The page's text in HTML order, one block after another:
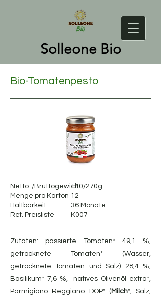
Solleone Bio
Bio-Tomatenpesto
Netto-/Bruttogewicht
Menge pro Karton
Haltbarkeit
Ref. Preisliste
140/270g
12
36 Monate
K007
Zutaten: passierte Tomaten* 49,1 %,
getrocknete Tomaten* (Wasser,
getrocknete Tomaten und Salz) 28,4 %,
Basilikum* 7,6 %, natives Olivenöl extra*,
Parmigiano Reggiano DOP* ( Milch*, Salz,